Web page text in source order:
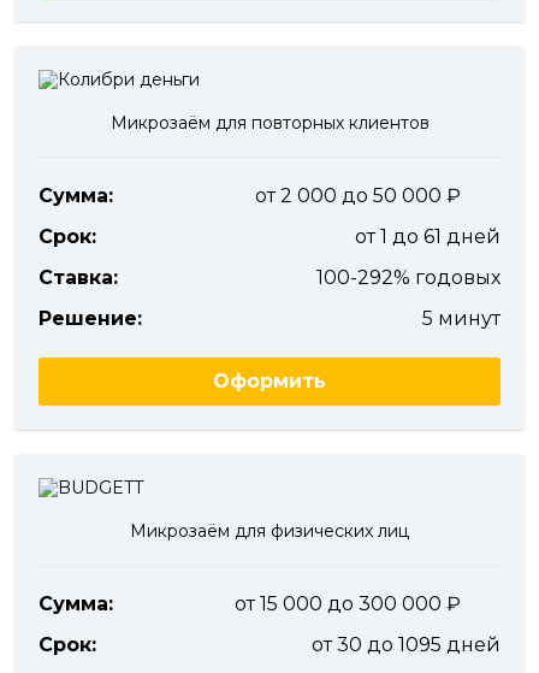
Микрозаём для повторных клиентов
Сумма:
от 2 000 до 50 000
Срок:
от 1 до 61 дней
Ставка:
100-292% годовых
Решение:
5 минут
Оформить
Микрозаём для физических лиц
Сумма:
от 15 000 до 300 000
Срок:
от 30 до 1095 дней